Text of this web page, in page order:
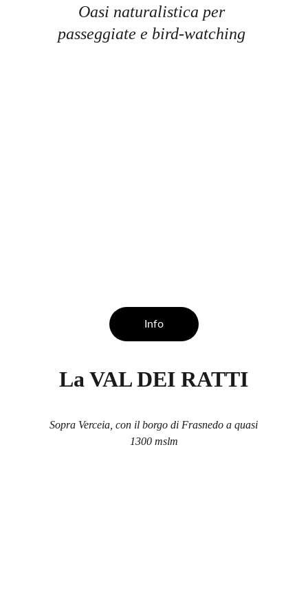
Oasi naturalistica per
passeggiate e bird-watching
La VAL DEI RATTI
Sopra Verceia, con il borgo di Frasnedo a quasi
1300 mslm
Info